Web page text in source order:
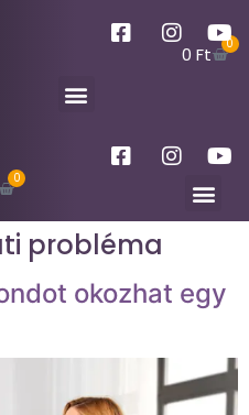
0 Ft 0
0
probléma
okozhat egy